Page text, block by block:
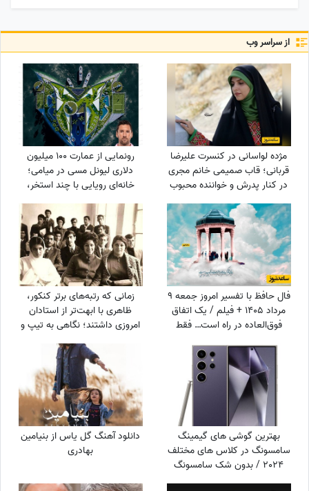
از سراسر وب
مژده لواسانی در کنسرت علیرضا
قربانی؛ قاب صمیمی خانم مجری
در کنار پدرش و خواننده محبوب
رونمایی از عمارت 100 میلیون
دلاری لیونل مسی در میامی؛
خانه‌ای رویایی با چند استخر،
سینمای خانگی و گاراژ بزرگ!
فال حافظ با تفسیر امروز جمعه 9
مرداد 1405 + فیلم / یک اتفاق
فوق‌العاده در راه است… فقط
بهترین هدیه‌اش را برای تو نگه
داشته است!
زمانی که رتبه‌های برتر کنکور،
ظاهری با ابهت‌تر از استادان
امروزی داشتند؛ نگاهی به تیپ و
استایل رتبه‌های برتر کنکور سال
1354 + عکس
بهترین گوشی های گیمینگ
سامسونگ در کلاس های مختلف
2024 / بدون شک سامسونگ
S24 Ultra در حال حاضر
دانلود آهنگ گل یاس از بنیامین
بهادری